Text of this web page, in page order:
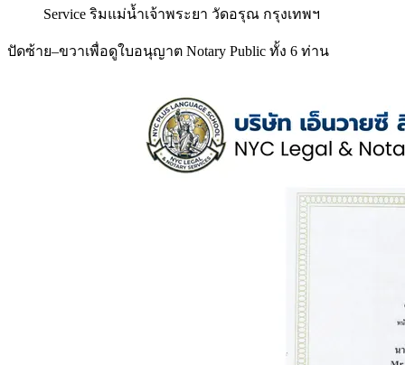
Service ริมแม่น้ำเจ้าพระยา วัดอรุณ กรุงเทพฯ
ปัดซ้าย–ขวาเพื่อดูใบอนุญาต Notary Public ทั้ง 6 ท่าน